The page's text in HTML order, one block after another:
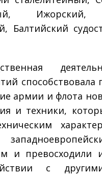
Ижорский,
Балтийский
армии и флота
и техники,
и превосходили
с